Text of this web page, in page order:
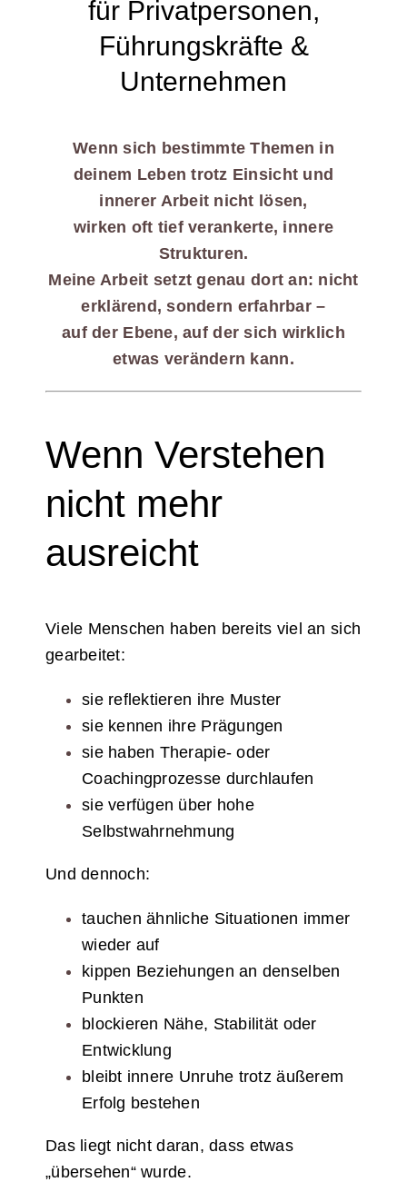
für Privatpersonen,
Führungskräfte &
Unternehmen
Wenn sich bestimmte Themen in
deinem Leben trotz Einsicht und
innerer Arbeit nicht lösen,
wirken oft tief verankerte, innere
Strukturen.
Meine Arbeit setzt genau dort an: nicht
erklärend, sondern erfahrbar –
auf der Ebene, auf der sich wirklich
etwas verändern kann.
Wenn Verstehen
nicht mehr
ausreicht
Viele Menschen haben bereits viel an sich
gearbeitet:
sie reflektieren ihre Muster
sie kennen ihre Prägungen
sie haben Therapie- oder
Coachingprozesse durchlaufen
sie verfügen über hohe
Selbstwahrnehmung
Und dennoch:
tauchen ähnliche Situationen immer
wieder auf
kippen Beziehungen an denselben
Punkten
blockieren Nähe, Stabilität oder
Entwicklung
bleibt innere Unruhe trotz äußerem
Erfolg bestehen
Das liegt nicht daran, dass etwas
„übersehen“ wurde.